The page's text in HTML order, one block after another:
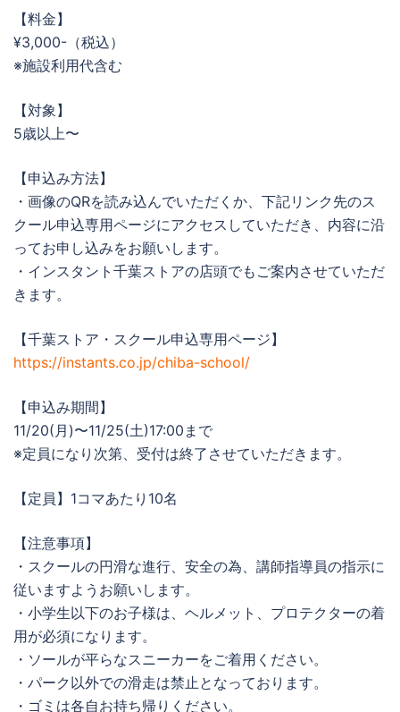
【料金】
¥3,000-（税込）
※施設利用代含む
【対象】
5歳以上〜
【申込み方法】
・画像のQRを読み込んでいただくか、下記リンク先のス
クール申込専用ページにアクセスしていただき、内容に沿
ってお申し込みをお願いします。
・インスタント千葉ストアの店頭でもご案内させていただ
きます。
【千葉ストア・スクール申込専用ページ】
https://instants.co.jp/chiba-school/
【申込み期間】
11/20(月)〜11/25(土)17:00まで
※定員になり次第、受付は終了させていただきます。
【定員】1コマあたり10名
【注意事項】
・スクールの円滑な進行、安全の為、講師指導員の指示に
従いますようお願いします。
・小学生以下のお子様は、ヘルメット、プロテクターの着
用が必須になります。
・ソールが平らなスニーカーをご着用ください。
・パーク以外での滑走は禁止となっております。
・ゴミは各自お持ち帰りください。